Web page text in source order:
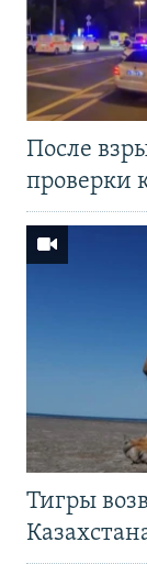
После
проверки
Тигры